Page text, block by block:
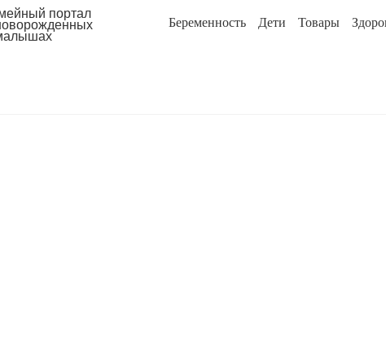
портал
Беременность Дети Товары